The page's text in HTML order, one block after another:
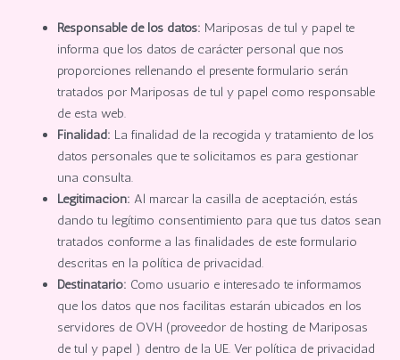
Responsable de los datos: Mariposas de tul y papel te
informa que los datos de carácter personal que nos
proporciones rellenando el presente formulario serán
tratados por Mariposas de tul y papel como responsable
de esta web.
Finalidad: La finalidad de la recogida y tratamiento de los
datos personales que te solicitamos es para gestionar
una consulta.
Legitimación: Al marcar la casilla de aceptación, estás
dando tu legítimo consentimiento para que tus datos sean
tratados conforme a las finalidades de este formulario
descritas en la política de privacidad.
Destinatario: Como usuario e interesado te informamos
que los datos que nos facilitas estarán ubicados en los
servidores de OVH (proveedor de hosting de Mariposas
de tul y papel ) dentro de la UE. Ver política de privacidad